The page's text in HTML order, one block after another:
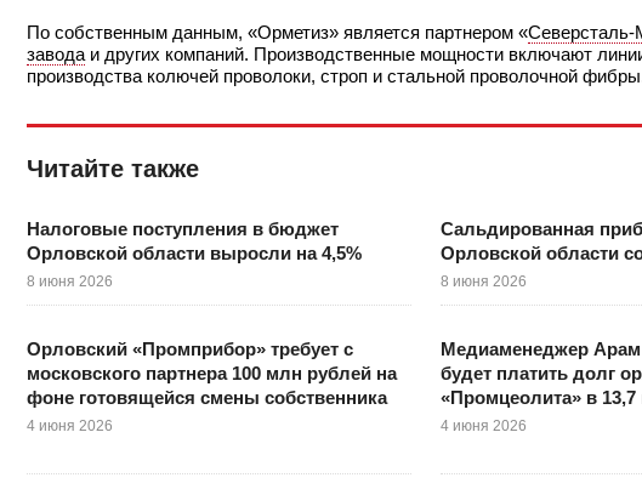
По собственным данным, «Орметиз» является партнером «Северсталь-
завода и других компаний. Производственные мощности включают
производства колючей проволоки, строп и стальной проволочной
Читайте также
Налоговые поступления в бюджет
Орловской области выросли на 4,5%
8 июня 2026
Сальдированная
Орловской области
8 июня 2026
Орловский «Промприбор» требует с
московского партнера 100 млн рублей на
фоне готовящейся смены собственника
4 июня 2026
Медиаменеджер Арам
будет платить долг
«Промцеолита» в
4 июня 2026